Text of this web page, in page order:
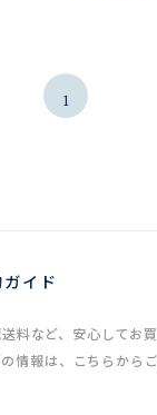
1
イド
料など、安心してお
情報は、こちらから